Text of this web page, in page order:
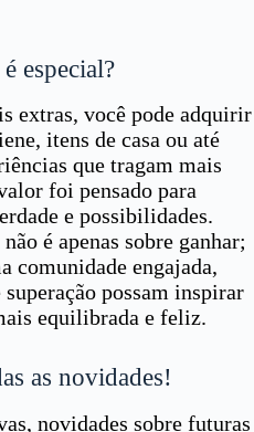
especial?
extras, você pode adquirir
itens de casa ou até
que tragam mais
foi pensado para
e possibilidades.
é apenas sobre ganhar;
comunidade engajada,
possam inspirar
equilibrada e feliz.
as novidades!
novidades sobre futuras